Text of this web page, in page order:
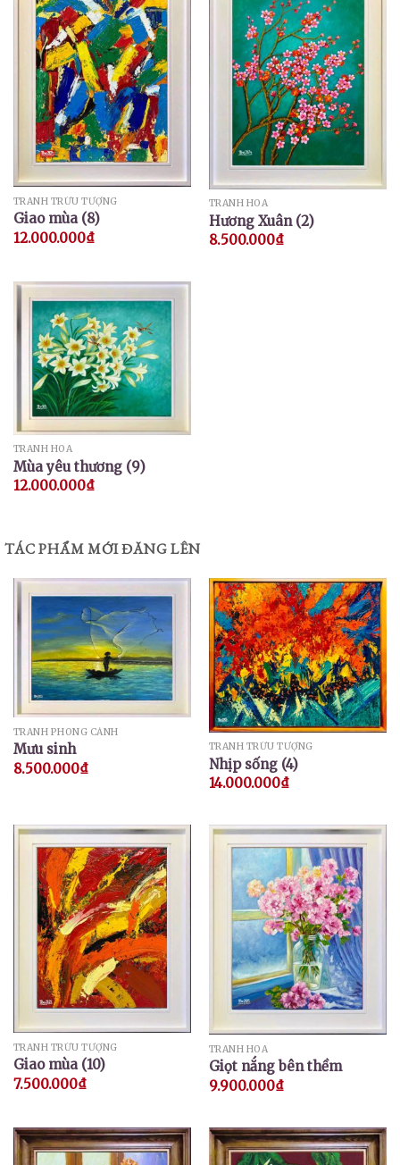
TRANH TRỪU TƯỢNG
Giao mùa (8)
12.000.000₫
TRANH HOA
Hương Xuân (2)
8.500.000₫
TRANH HOA
Mùa yêu thương (9)
12.000.000₫
TÁC PHẨM MỚI ĐĂNG LÊN
TRANH PHONG CẢNH
Mưu sinh
8.500.000₫
TRANH TRỪU TƯỢNG
Nhịp sống (4)
14.000.000₫
TRANH TRỪU TƯỢNG
Giao mùa (10)
7.500.000₫
TRANH HOA
Giọt nắng bên thềm
9.900.000₫